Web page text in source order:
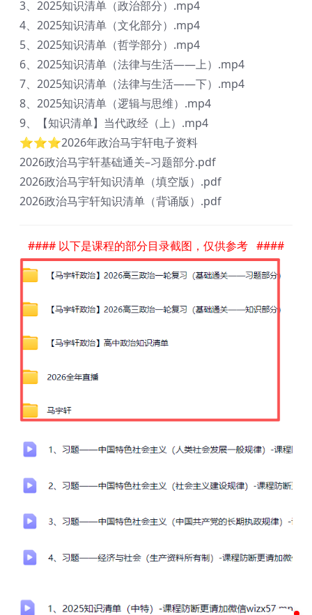
3、2025知识清单（政治部分）.mp4
4、2025知识清单（文化部分）.mp4
5、2025知识清单（哲学部分）.mp4
6、2025知识清单（法律与生活——上）.mp4
7、2025知识清单（法律与生活——下）.mp4
8、2025知识清单（逻辑与思维）.mp4
9、【知识清单】当代政经（上）.mp4
⭐⭐⭐2026年政治马宇轩电子资料
2026政治马宇轩基础通关–习题部分.pdf
2026政治马宇轩知识清单（填空版）.pdf
2026政治马宇轩知识清单（背诵版）.pdf
#### 以下是课程的部分目录截图，仅供参考 ####